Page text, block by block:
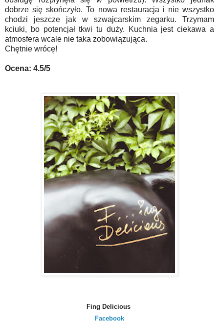
dobrze się skończyło. To nowa restauracja i nie wszystko
chodzi jeszcze jak w szwajcarskim zegarku. Trzymam
kciuki, bo potencjał tkwi tu duży. Kuchnia jest ciekawa a
atmosfera wcale nie taka zobowiązująca.
Chętnie wrócę!
Ocena: 4.5/5
Fing Delicious
Facebook